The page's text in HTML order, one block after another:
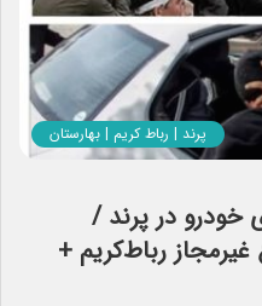
پرند | رباط کریم | بهارستان
خودرو در پرند /
رباط‌کریم +